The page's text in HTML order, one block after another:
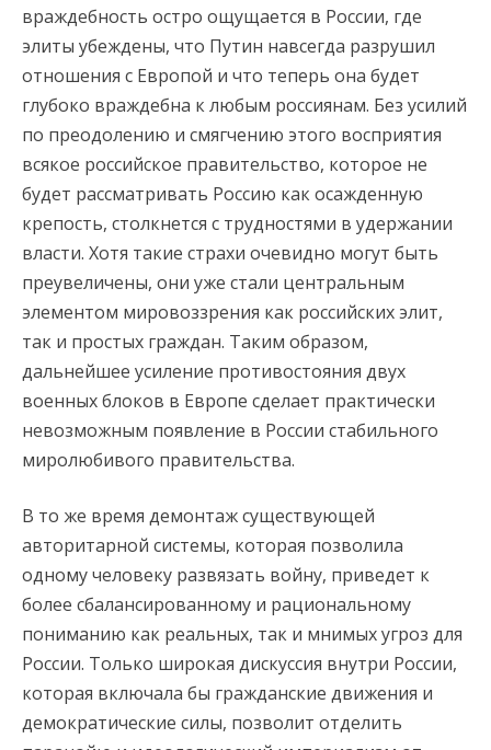
враждебность остро ощущается в России, где
элиты убеждены, что Путин навсегда разрушил
отношения с Европой и что теперь она будет
глубоко враждебна к любым россиянам. Без усилий
по преодолению и смягчению этого восприятия
всякое российское правительство, которое не
будет рассматривать Россию как осажденную
крепость, столкнется с трудностями в удержании
власти. Хотя такие страхи очевидно могут быть
преувеличены, они уже стали центральным
элементом мировоззрения как российских элит,
так и простых граждан. Таким образом,
дальнейшее усиление противостояния двух
военных блоков в Европе сделает практически
невозможным появление в России стабильного
миролюбивого правительства.
В то же время демонтаж существующей
авторитарной системы, которая позволила
одному человеку развязать войну, приведет к
более сбалансированному и рациональному
пониманию как реальных, так и мнимых угроз для
России. Только широкая дискуссия внутри России,
которая включала бы гражданские движения и
демократические силы, позволит отделить